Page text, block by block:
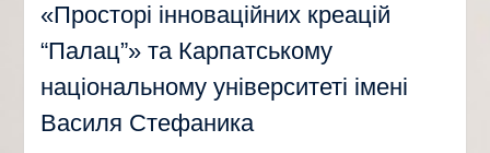
«Просторі інноваційних креацій
“Палац”» та Карпатському
національному університеті імені
Василя Стефаника